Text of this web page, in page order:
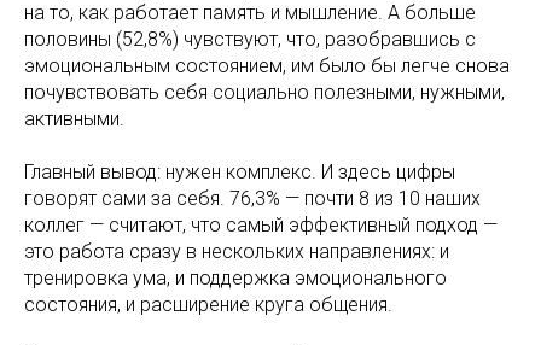
на то, как работает память и мышление. А больше
половины (52,8%) чувствуют, что, разобравшись с
эмоциональным состоянием, им было бы легче снова
почувствовать себя социально полезными, нужными,
активными.
Главный вывод: нужен комплекс. И здесь цифры
говорят сами за себя. 76,3% — почти 8 из 10 наших
коллег — считают, что самый эффективный подход —
это работа сразу в нескольких направлениях: и
тренировка ума, и поддержка эмоционального
состояния, и расширение круга общения.